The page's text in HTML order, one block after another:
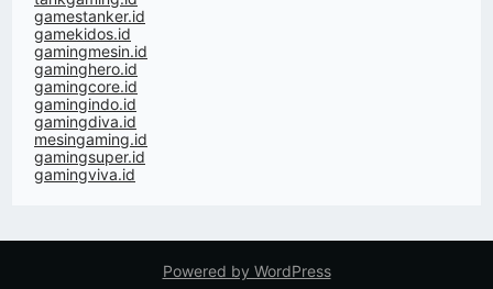
gamestanker.id
gamekidos.id
gamingmesin.id
gaminghero.id
gamingcore.id
gamingindo.id
gamingdiva.id
mesingaming.id
gamingsuper.id
gamingviva.id
Powered by WordPress